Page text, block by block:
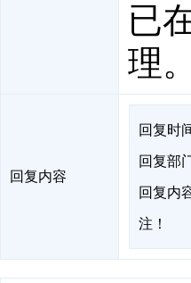
已
理。
回复内容
回复时
回复部
回复内
注！